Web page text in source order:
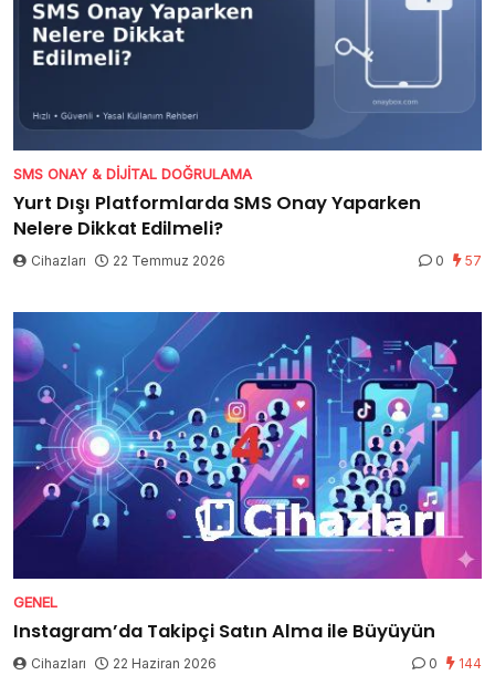
SMS ONAY & DIJITAL DOĞRULAMA
Yurt Dışı Platformlarda SMS Onay Yaparken
Nelere Dikkat Edilmeli?
Cihazları 22 Temmuz 2026 0 57
GENEL
Instagram’da Takipçi Satın Alma ile Büyüyün
Cihazları 22 Haziran 2026 0 144